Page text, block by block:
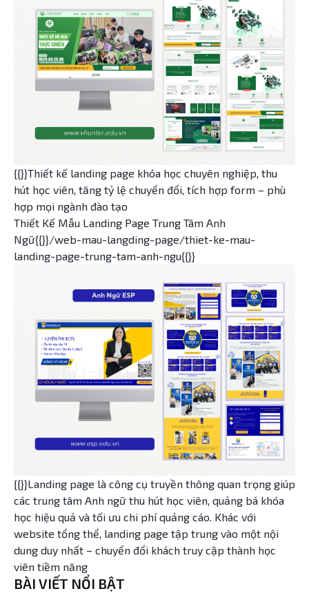
{{}}Thiết kế landing page khóa học chuyên nghiệp, thu
hút học viên, tăng tỷ lệ chuyển đổi, tích hợp form – phù
hợp mọi ngành đào tạo
Thiết Kế Mẫu Landing Page Trung Tâm Anh
Ngữ{{}}/web-mau-langding-page/thiet-ke-mau-
landing-page-trung-tam-anh-ngu{{}}
{{}}Landing page là công cụ truyền thông quan trọng giúp
các trung tâm Anh ngữ thu hút học viên, quảng bá khóa
học hiệu quả và tối ưu chi phí quảng cáo. Khác với
website tổng thể, landing page tập trung vào một nội
dung duy nhất – chuyển đổi khách truy cập thành học
viên tiềm năng
BÀI VIẾT NỔI BẬT